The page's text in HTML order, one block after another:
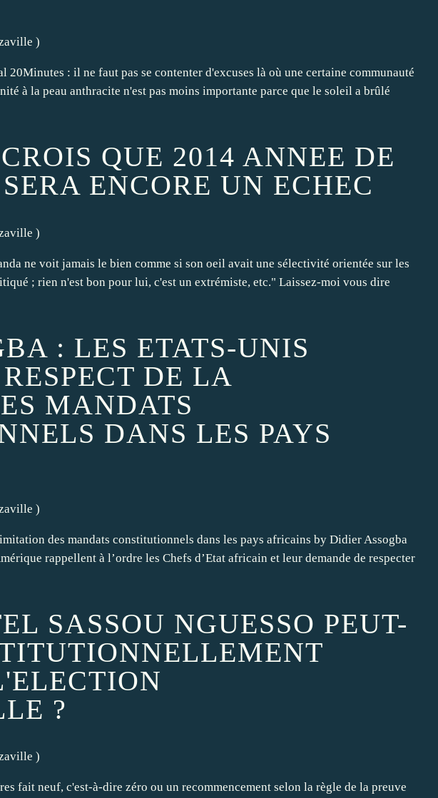
)
: il ne faut pas se contenter d'excuses là où une certaine communauté
à la peau anthracite n'est pas moins importante parce que le soleil a brûlé
QUE 2014 ANNEE DE
ENCORE UN ECHEC
)
ne voit jamais le bien comme si son oeil avait une sélectivité orientée sur les
; rien n'est bon pour lui, c'est un extrémiste, etc." Laissez-moi vous dire
: LES ETATS-UNIS
DE LA
MANDATS
DANS LES PAYS
)
des mandats constitutionnels dans les pays africains by Didier Assogba
rappellent à l’ordre les Chefs d’Etat africain et leur demande de respecter
SASSOU NGUESSO PEUT-
?
)
fait neuf, c'est-à-dire zéro ou un recommencement selon la règle de la preuve